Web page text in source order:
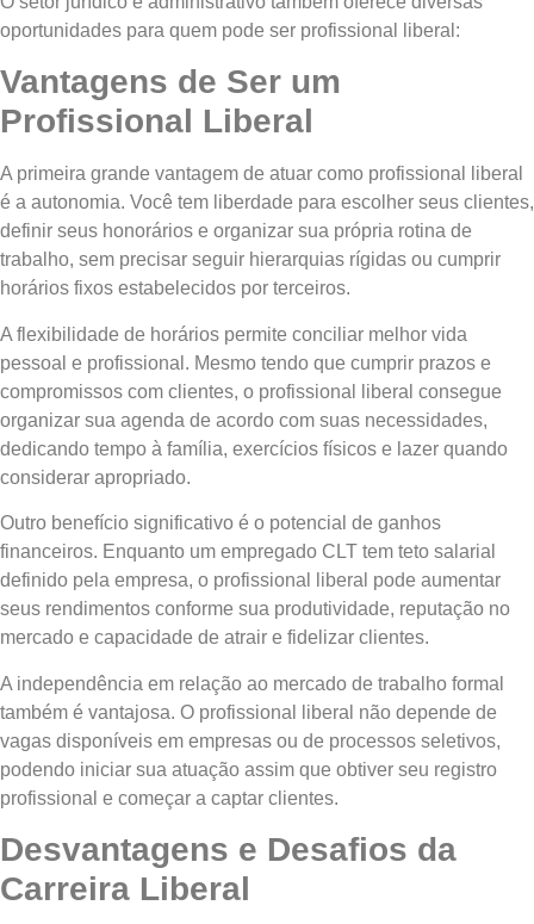
oportunidades para quem pode ser profissional liberal:
Vantagens de Ser um
Profissional Liberal
A primeira grande vantagem de atuar como profissional liberal
é a autonomia. Você tem liberdade para escolher seus clientes,
definir seus honorários e organizar sua própria rotina de
trabalho, sem precisar seguir hierarquias rígidas ou cumprir
horários fixos estabelecidos por terceiros.
A flexibilidade de horários permite conciliar melhor vida
pessoal e profissional. Mesmo tendo que cumprir prazos e
compromissos com clientes, o profissional liberal consegue
organizar sua agenda de acordo com suas necessidades,
dedicando tempo à família, exercícios físicos e lazer quando
considerar apropriado.
Outro benefício significativo é o potencial de ganhos
financeiros. Enquanto um empregado CLT tem teto salarial
definido pela empresa, o profissional liberal pode aumentar
seus rendimentos conforme sua produtividade, reputação no
mercado e capacidade de atrair e fidelizar clientes.
A independência em relação ao mercado de trabalho formal
também é vantajosa. O profissional liberal não depende de
vagas disponíveis em empresas ou de processos seletivos,
podendo iniciar sua atuação assim que obtiver seu registro
profissional e começar a captar clientes.
Desvantagens e Desafios da
Carreira Liberal